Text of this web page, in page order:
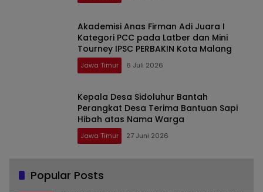
Akademisi Anas Firman Adi Juara I
Kategori PCC pada Latber dan Mini
Tourney IPSC PERBAKIN Kota Malang
Jawa Timur 6 Juli 2026
Kepala Desa Sidoluhur Bantah
Perangkat Desa Terima Bantuan Sapi
Hibah atas Nama Warga
Jawa Timur 27 Juni 2026
Popular Posts